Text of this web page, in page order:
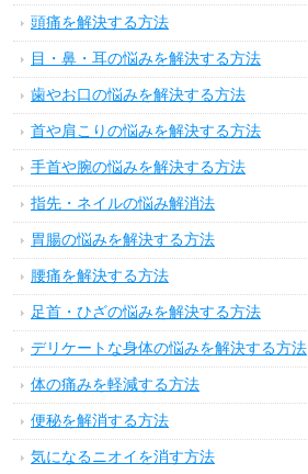
頭痛を解決する方法
目・鼻・耳の悩みを解決する方法
歯やお口の悩みを解決する方法
首や肩こりの悩みを解決する方法
手首や腕の悩みを解決する方法
指先・ネイルの悩み解消法
胃腸の悩みを解決する方法
腰痛を解決する方法
足首・ひざの悩みを解決する方法
デリケートな身体の悩みを解決する方法
体の痛みを軽減する方法
便秘を解消する方法
気になるニオイを消す方法